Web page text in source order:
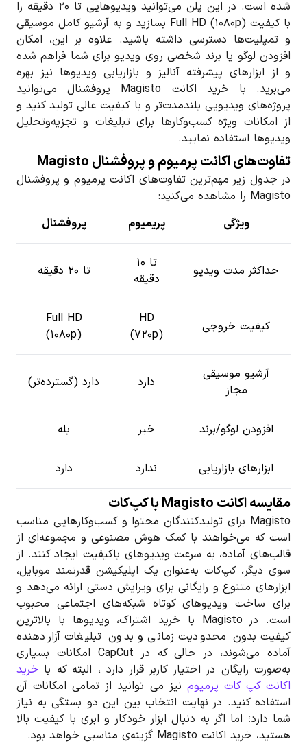
شده است. در این پلن می‌توانید ویدیوهایی تا ۲۰ دقیقه را
با کیفیت Full HD (۱۰۸۰p) بسازید و به آرشیو کامل موسیقی
و تمپلیت‌ها دسترسی داشته باشید. علاوه بر این، امکان
افزودن لوگو یا برند شخصی روی ویدیو برای شما فراهم شده
و از ابزارهای پیشرفته آنالیز و بازاریابی ویدیوها نیز بهره
می‌برید. با خرید اکانت Magisto پروفشنال می‌توانید
پروژه‌های ویدیویی بلندمدت‌تر و با کیفیت عالی تولید کنید و
از امکانات ویژه کسب‌وکارها برای تبلیغات و تجزیه‌وتحلیل
ویدیوها استفاده نمایید.
تفاوت‌های اکانت پرمیوم و پروفشنال Magisto
در جدول زیر مهم‌ترین تفاوت‌های اکانت پرمیوم و پروفشنال
Magisto را مشاهده می‌کنید:
ویژگی
پریمیوم پروفشنال
حداکثر مدت ویدیو
تا ۱۰
دقیقه
تا ۲۰ دقیقه
کیفیت خروجی
HD
(۷۲۰p)
Full HD
(۱۰۸۰p)
آرشیو موسیقی
مجاز
دارد دارد (گسترده‌تر)
افزودن لوگو/برند خیر بله
ابزارهای بازاریابی ندارد دارد
مقایسه اکانت Magisto با کپ‌کات
Magisto برای تولیدکنندگان محتوا و کسب‌وکارهایی مناسب
است که می‌خواهند با کمک هوش مصنوعی و مجموعه‌ای از
قالب‌های آماده، به سرعت ویدیوهای باکیفیت ایجاد کنند. از
سوی دیگر، کپ‌کات به‌عنوان یک اپلیکیشن قدرتمند موبایل،
ابزارهای متنوع و رایگانی برای ویرایش دستی ارائه می‌دهد و
برای ساخت ویدیوهای کوتاه شبکه‌های اجتماعی محبوب
است. در Magisto با خرید اشتراک، ویدیوها با بالاترین
کیفیت بدون محدودیت زمانی و بدون تبلیغات آزاردهنده
آماده می‌شوند، در حالی که در CapCut امکانات بسیاری
به‌صورت رایگان در اختیار کاربر قرار دارد ، البته که با خرید
اکانت کپ کات پرمیوم نیز می توانید از تمامی امکانات آن
استفاده کنید. در نهایت انتخاب بین این دو بستگی به نیاز
شما دارد؛ اما اگر به دنبال ابزار خودکار و ابری با کیفیت بالا
هستید، خرید اکانت Magisto گزینه‌ی مناسبی خواهد بود.